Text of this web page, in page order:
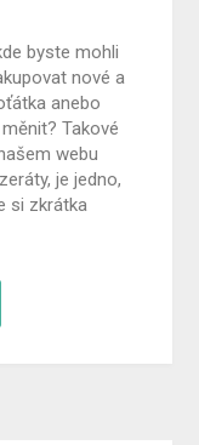
byste mohli
nové a
anebo
Takové
webu
je jedno,
si zkrátka